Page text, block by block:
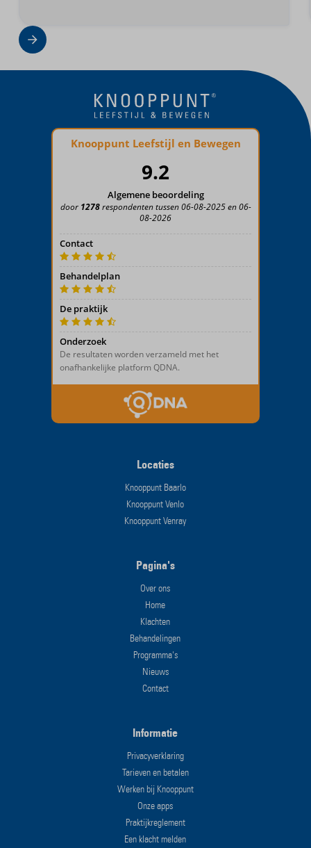
Locaties
Knooppunt Baarlo
Knooppunt Venlo
Knooppunt Venray
Pagina's
Over ons
Home
Klachten
Behandelingen
Programma's
Nieuws
Contact
Informatie
Privacyverklaring
Tarieven en betalen
Werken bij Knooppunt
Onze apps
Praktijkreglement
Een klacht melden